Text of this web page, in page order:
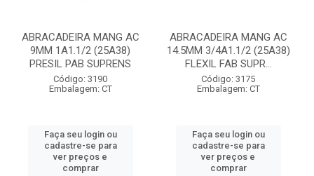
ABRACADEIRA MANG AC
9MM 1A1.1/2 (25A38)
PRESIL PAB SUPRENS
Código: 3190
Embalagem: CT
Faça seu login ou
cadastre-se para
ver preços e
comprar
ABRACADEIRA MANG AC
14.5MM 3/4A1.1/2 (25A38)
FLEXIL FAB SUPR...
Código: 3175
Embalagem: CT
Faça seu login ou
cadastre-se para
ver preços e
comprar